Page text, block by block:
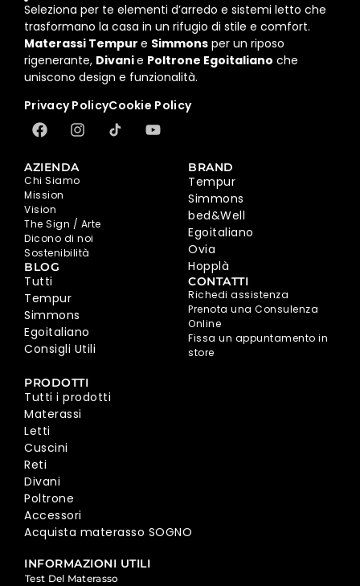
Seleziona per te elementi d’arredo e sistemi letto che
trasformano la casa in un rifugio di stile e comfort.
Materassi Tempur e Simmons per un riposo
rigenerante, Divanie Poltrone Egoitaliano che
uniscono design e funzionalità.
Privacy PolicyCookie Policy
AZIENDA
Chi Siamo
Mission
Vision
The Sign / Arte
Dicono di noi
Sostenibilità
BLOG
Tutti
Tempur
Simmons
Egoitaliano
Consigli Utili
BRAND
Tempur
Simmons
bed&Well
Egoitaliano
Ovia
Hopplà
CONTATTI
Richedi assistenza
Prenota una Consulenza
Online
Fissa un appuntamento in
store
PRODOTTI
Tutti i prodotti
Materassi
Letti
Cuscini
Reti
Divani
Poltrone
Accessori
Acquista materasso SOGNO
INFORMAZIONI UTILI
Test Del Materasso